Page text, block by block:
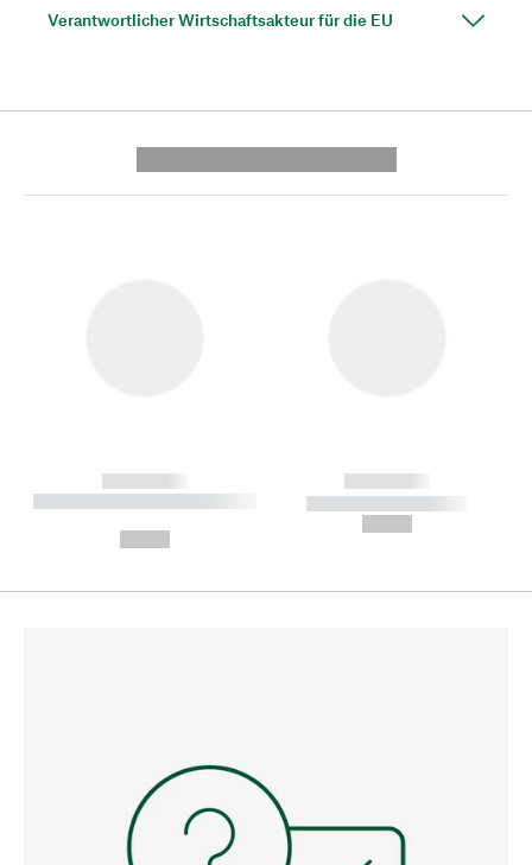
Verantwortlicher Wirtschaftsakteur für die EU
------------
----------- ----------- --------
------------
----------- -----------